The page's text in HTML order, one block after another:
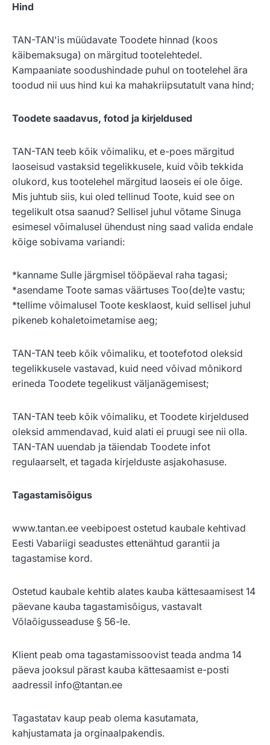
Hind
TAN-TAN'is müüdavate Toodete hinnad (koos
käibemaksuga) on märgitud tootelehtedel.
Kampaaniate soodushindade puhul on tootelehel ära
toodud nii uus hind kui ka mahakriipsutatult vana hind;
Toodete saadavus, fotod ja kirjeldused
TAN-TAN teeb kõik võimaliku, et e-poes märgitud
laoseisud vastaksid tegelikkusele, kuid võib tekkida
olukord, kus tootelehel märgitud laoseis ei ole õige.
Mis juhtub siis, kui oled tellinud Toote, kuid see on
tegelikult otsa saanud? Sellisel juhul võtame Sinuga
esimesel võimalusel ühendust ning saad valida endale
kõige sobivama variandi:
*kanname Sulle järgmisel tööpäeval raha tagasi;
*asendame Toote samas väärtuses Too(de)te vastu;
*tellime võimalusel Toote kesklaost, kuid sellisel juhul
pikeneb kohaletoimetamise aeg;
TAN-TAN teeb kõik võimaliku, et tootefotod oleksid
tegelikkusele vastavad, kuid need võivad mõnikord
erineda Toodete tegelikust väljanägemisest;
TAN-TAN teeb kõik võimaliku, et Toodete kirjeldused
oleksid ammendavad, kuid alati ei pruugi see nii olla.
TAN-TAN uuendab ja täiendab Toodete infot
regulaarselt, et tagada kirjelduste asjakohasuse.
Tagastamisõigus
www.tantan.ee veebipoest ostetud kaubale kehtivad
Eesti Vabariigi seadustes ettenähtud garantii ja
tagastamise kord.
Ostetud kaubale kehtib alates kauba kättesaamisest 14
päevane kauba tagastamisõigus, vastavalt
Võlaõigusseaduse § 56-le.
Klient peab oma tagastamissoovist teada andma 14
päeva jooksul pärast kauba kättesaamist e-posti
aadressil info@tantan.ee
Tagastatav kaup peab olema kasutamata,
kahjustamata ja orginaalpakendis.